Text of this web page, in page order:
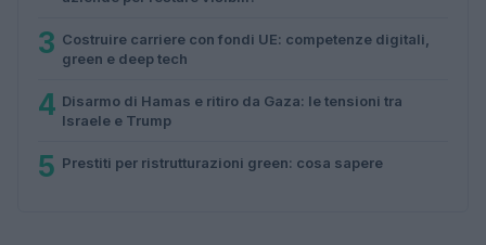
3 Costruire carriere con fondi UE: competenze digitali,
green e deep tech
4 Disarmo di Hamas e ritiro da Gaza: le tensioni tra
Israele e Trump
5 Prestiti per ristrutturazioni green: cosa sapere